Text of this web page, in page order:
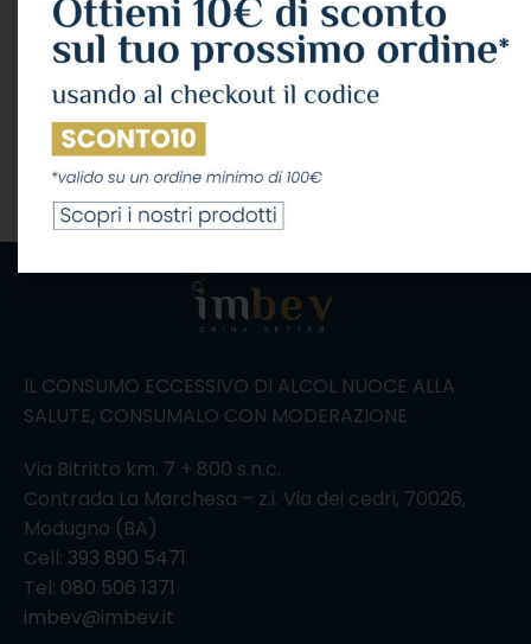
Espolon Tequila
Reposado Cl.70 40°
ALCOLICI ,TEQUILA
26,11€ IVA Inclusa
AGGIUNGI AL CARRELLO
IL CONSUMO ECCESSIVO DI ALCOL NUOCE ALLA
SALUTE, CONSUMALO CON MODERAZIONE
Via Bitritto km. 7 + 800 s.n.c.
Contrada La Marchesa – z.i. Via dei cedri, 70026,
Modugno (BA)
Cell: 393 890 5471
Tel: 080 506 1371
imbev@imbev.it